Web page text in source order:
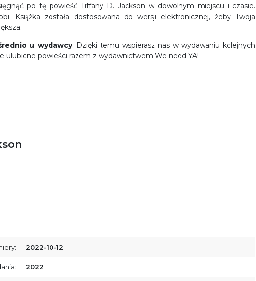
po tę powieść Tiffany D. Jackson w dowolnym miejscu i czasie.
Książka została dostosowana do wersji elektronicznej, żeby Twoja
u wydawcy. Dzięki temu wspierasz nas w wydawaniu kolejnych
ulubione powieści razem z wydawnictwem We need YA!
2022-10-12
2022